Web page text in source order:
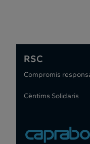
RSC
Compromís
Cèntims Solidaris